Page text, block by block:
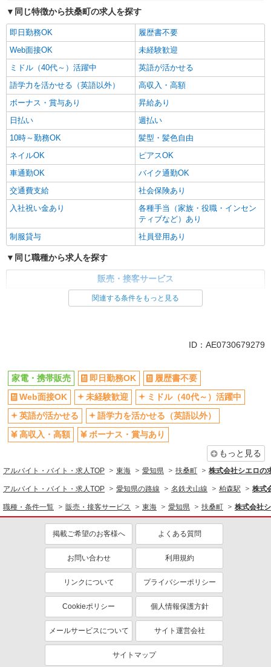
同じ特徴から扶桑町の求人を探す
即日勤務OK
履歴書不要
Web面接OK
未経験歓迎
ミドル（40代～）活躍中
英語が活かせる
語学力を活かせる（英語以外）
高収入・高額
ボーナス・賞与あり
昇給あり
日払い
週払い
10時～勤務OK
髪型・髪色自由
ネイルOK
ピアスOK
車通勤OK
バイク通勤OK
交通費支給
社会保険あり
入社祝い金あり
各種手当（家族・役職・インセン
ティブなど）あり
制服貸与
社員登用あり
同じ職種から求人を探す
販売・接客サービス
日払い
車通勤OK
交通費支給
社会保険あり
社員登用あり
関連する条件をもっと見る
ID：AE0730679279
家電・携帯販売 即日勤務OK
履歴書不要
Web面接OK
未経験歓迎
ミドル（40代～）活躍中
英語が活かせる
語学力を活かせる（英語以外）
高収入・高額
ボーナス・賞与あり
もっと見る
アルバイト・バイト・求人TOP 東海 愛知県 扶桑町 株式会社シエロの
アルバイト・バイト・求人TOP 愛知県の路線 名鉄犬山線 柏森駅 株式
職種・条件一覧 販売・接客サービス 東海 愛知県 扶桑町 株式会社
掲載ご希望のお客様へ よくある質問
お問い合わせ 利用規約
リンクについて プライバシーポリシー
Cookieポリシー 個人情報保護方針
メールサービスについて サイト運営会社
サイトマップ